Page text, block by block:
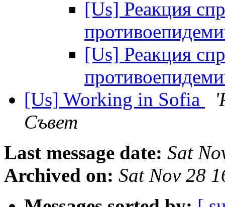
[Us] Реакция
[Us] Реакция
[Us] Working in Sofia
Съвет
Last message date: Sat
Archived on: Sat Nov 28